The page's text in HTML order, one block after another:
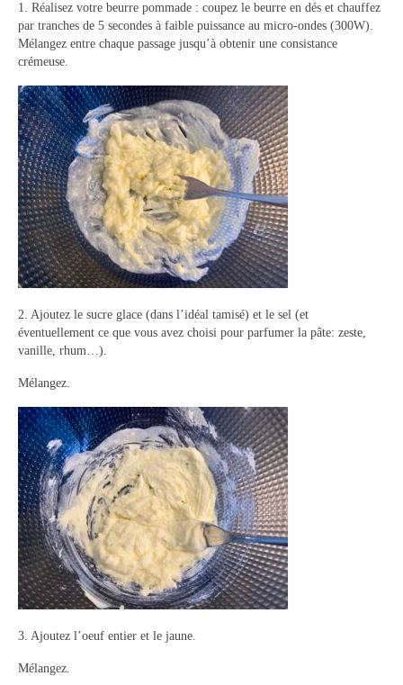
Tartes Pizzas Croq’
Viandes
Desserts
Bavarois Charlottes Mousses
Brownies Cookies Muffins
Cakes Cheesecakes Pancakes
Caramel Compotes Confitures
Clafoutis Crèmes Flans
Crumbles Gâteaux secs Sablés
Friandises Mignardises
Panna cotta Tiramisu
Divers desserts
Sauces
Boissons
Sans alcool
Cocktails
A propos
Accueil
1. Réalisez votre beurre pommade : coupez le beurre en dés et chauffez
par tranches de 5 secondes à faible puissance au micro-ondes (300W).
Mélangez entre chaque passage jusqu’à obtenir une consistance
crémeuse.
2. Ajoutez le sucre glace (dans l’idéal tamisé) et le sel (et
éventuellement ce que vous avez choisi pour parfumer la pâte: zeste,
vanille, rhum…).
Mélangez.
3. Ajoutez l’oeuf entier et le jaune.
Mélangez.